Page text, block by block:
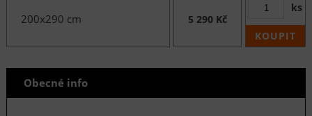
200x290 cm 5 290 Kč
ks
KOUPIT
Obecné info